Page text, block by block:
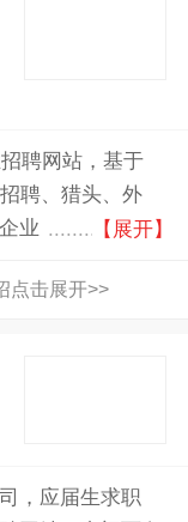
聘网站，基于
聘、猎头、外
业
【展开】
点击展开>>
，应届生求职